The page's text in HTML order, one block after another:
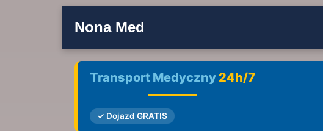
Nona Med
Transport Medyczny 24h/7
✓ Dojazd GRATIS